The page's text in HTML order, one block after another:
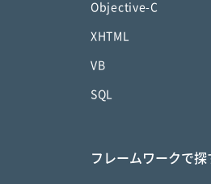
Objective-C
XHTML
VB
SQL
フレームワークで探